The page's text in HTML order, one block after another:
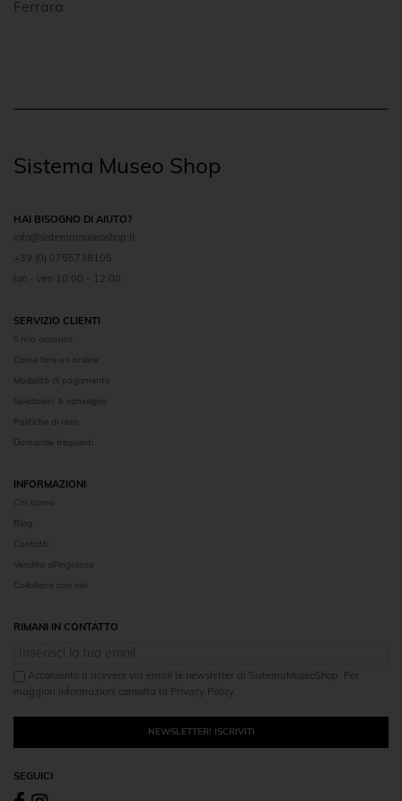
Ferrara
Sistema Museo Shop
HAI BISOGNO DI AIUTO?
info@sistemamuseoshop.it
+39 (0) 0755738105
lun - ven 10:00 - 12:00
SERVIZIO CLIENTI
Il mio account
Come fare un ordine
Modalità di pagamento
Spedizioni & consegna
Politiche di reso
Domande frequenti
INFORMAZIONI
Chi siamo
Blog
Contatti
Vendita all'ingrosso
Collabora con noi
RIMANI IN CONTATTO
Acconsento a ricevere via email le newsletter di SistemaMuseoShop. Per
maggiori informazioni consulta la Privacy Policy.
NEWSLETTER! ISCRIVITI
SEGUICI